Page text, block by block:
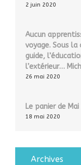
2 juin 2020
Aucun
voyage. Sous la
guide,
l’extérieur…
26 mai 2020
Le panier de Mai
18 mai 2020
Archives